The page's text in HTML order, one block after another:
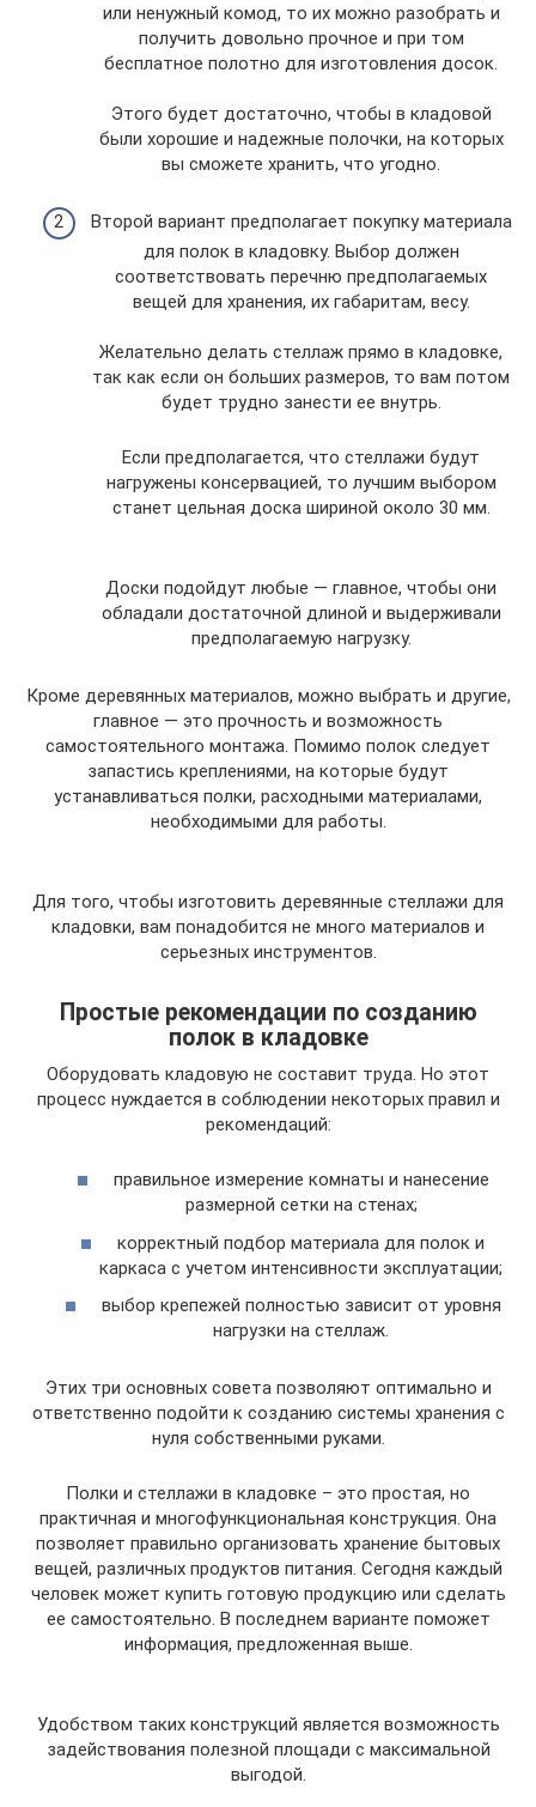
или ненужный комод, то их можно разобрать и
получить довольно прочное и при том
бесплатное полотно для изготовления досок.
Этого будет достаточно, чтобы в кладовой
были хорошие и надежные полочки, на которых
вы сможете хранить, что угодно.
Второй вариант предполагает покупку материала
для полок в кладовку. Выбор должен
соответствовать перечню предполагаемых
вещей для хранения, их габаритам, весу.
Желательно делать стеллаж прямо в кладовке,
так как если он больших размеров, то вам потом
будет трудно занести ее внутрь.
Если предполагается, что стеллажи будут
нагружены консервацией, то лучшим выбором
станет цельная доска шириной около 30 мм.
Доски подойдут любые — главное, чтобы они
обладали достаточной длиной и выдерживали
предполагаемую нагрузку.
Кроме деревянных материалов, можно выбрать и другие,
главное — это прочность и возможность
самостоятельного монтажа. Помимо полок следует
запастись креплениями, на которые будут
устанавливаться полки, расходными материалами,
необходимыми для работы.
Для того, чтобы изготовить деревянные стеллажи для
кладовки, вам понадобится не много материалов и
серьезных инструментов.
Простые рекомендации по созданию
полок в кладовке
Оборудовать кладовую не составит труда. Но этот
процесс нуждается в соблюдении некоторых правил и
рекомендаций:
правильное измерение комнаты и нанесение
размерной сетки на стенах;
корректный подбор материала для полок и
каркаса с учетом интенсивности эксплуатации;
выбор крепежей полностью зависит от уровня
нагрузки на стеллаж.
Этих три основных совета позволяют оптимально и
ответственно подойти к созданию системы хранения с
нуля собственными руками.
Полки и стеллажи в кладовке – это простая, но
практичная и многофункциональная конструкция. Она
позволяет правильно организовать хранение бытовых
вещей, различных продуктов питания. Сегодня каждый
человек может купить готовую продукцию или сделать
ее самостоятельно. В последнем варианте поможет
информация, предложенная выше.
Удобством таких конструкций является возможность
задействования полезной площади с максимальной
выгодой.